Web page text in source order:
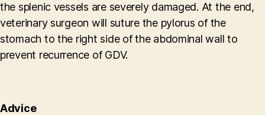
the splenic vessels are severely damaged. At the end,
veterinary surgeon will suture the pylorus of the
stomach to the right side of the abdominal wall to
prevent recurrence of GDV.
Advice